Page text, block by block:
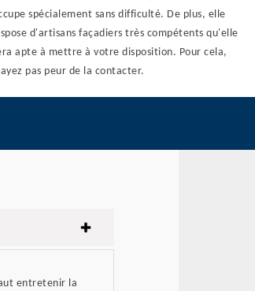
spécialement sans difficulté. De plus, elle
d'artisans façadiers très compétents qu'elle
apte à mettre à votre disposition. Pour cela,
pas peur de la contacter.
entretenir la